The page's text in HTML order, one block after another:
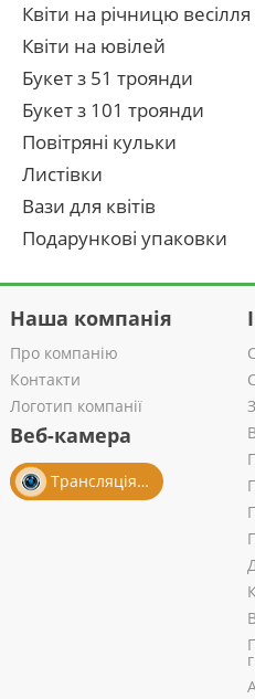
Квіти на річницю весілля
Квіти на ювілей
Букет з 51 троянди
Букет з 101 троянди
Повітряні кульки
Листівки
Вази для квітів
Подарункові упаковки
Наша компанія
Про компанію
Контакти
Логотип компанії
Веб-камера
Трансляція із салону